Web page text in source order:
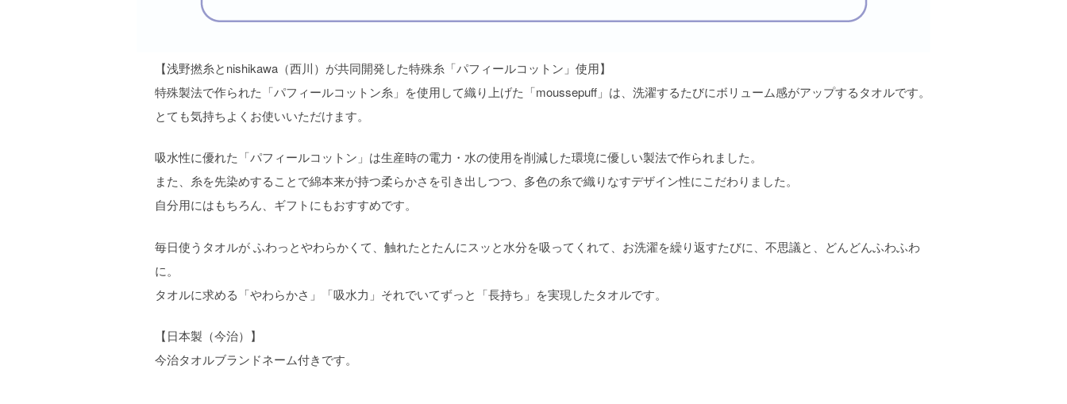
【浅野撚糸とnishikawa（西川）が共同開発した特殊糸「パフィールコットン」使用】
特殊製法で作られた「パフィールコットン糸」を使用して織り上げた「moussepuff」は、洗濯するたびにボリューム感がアップするタオルです。
とても気持ちよくお使いいただけます。
吸水性に優れた「パフィールコットン」は生産時の電力・水の使用を削減した環境に優しい製法で作られました。
また、糸を先染めすることで綿本来が持つ柔らかさを引き出しつつ、多色の糸で織りなすデザイン性にこだわりました。
自分用にはもちろん、ギフトにもおすすめです。
毎日使うタオルが ふわっとやわらかくて、触れたとたんにスッと水分を吸ってくれて、お洗濯を繰り返すたびに、不思議と、どんどんふわふわ
に。
タオルに求める「やわらかさ」「吸水力」それでいてずっと「長持ち」を実現したタオルです。
【日本製（今治）】
今治タオルブランドネーム付きです。